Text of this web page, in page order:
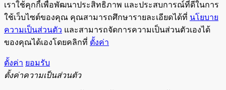
เราใช้คุกกี้เพื่อพัฒนาประสิทธิภาพ และประสบการณ์ที่ดีในการ
ใช้เว็บไซต์ของคุณ คุณสามารถศึกษารายละเอียดได้ที่ นโยบาย
ความเป็นส่วนตัว และสามารถจัดการความเป็นส่วนตัวเองได้
ของคุณได้เองโดยคลิกที่ ตั้งค่า
ตั้งค่า ยอมรับ
ตั้งค่าความเป็นส่วนตัว